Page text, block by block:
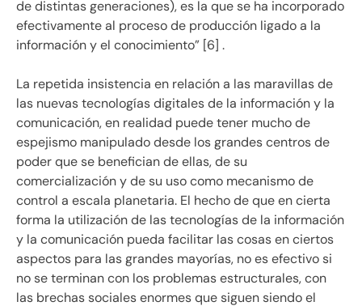
de distintas generaciones), es la que se ha incorporado
efectivamente al proceso de producción ligado a la
información y el conocimiento” [6] .
La repetida insistencia en relación a las maravillas de
las nuevas tecnologías digitales de la información y la
comunicación, en realidad puede tener mucho de
espejismo manipulado desde los grandes centros de
poder que se benefician de ellas, de su
comercialización y de su uso como mecanismo de
control a escala planetaria. El hecho de que en cierta
forma la utilización de las tecnologías de la información
y la comunicación pueda facilitar las cosas en ciertos
aspectos para las grandes mayorías, no es efectivo si
no se terminan con los problemas estructurales, con
las brechas sociales enormes que siguen siendo el